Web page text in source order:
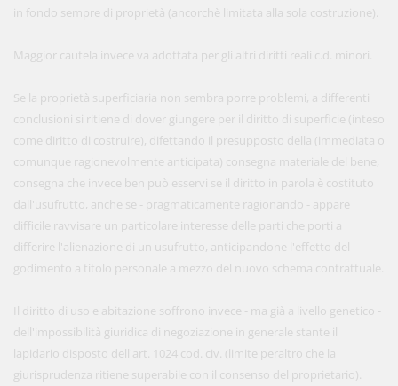
in fondo sempre di proprietà (ancorchè limitata alla sola costruzione).
Maggior cautela invece va adottata per gli altri diritti reali c.d. minori.
Se la proprietà superficiaria non sembra porre problemi, a differenti
conclusioni si ritiene di dover giungere per il diritto di superficie (inteso
come diritto di costruire), difettando il presupposto della (immediata o
comunque ragionevolmente anticipata) consegna materiale del bene,
consegna che invece ben può esservi se il diritto in parola è costituto
dall'usufrutto, anche se - pragmaticamente ragionando - appare
difficile ravvisare un particolare interesse delle parti che porti a
differire l'alienazione di un usufrutto, anticipandone l'effetto del
godimento a titolo personale a mezzo del nuovo schema contrattuale.
Il diritto di uso e abitazione soffrono invece - ma già a livello genetico -
dell'impossibilità giuridica di negoziazione in generale stante il
lapidario disposto dell'art. 1024 cod. civ. (limite peraltro che la
giurisprudenza ritiene superabile con il consenso del proprietario).